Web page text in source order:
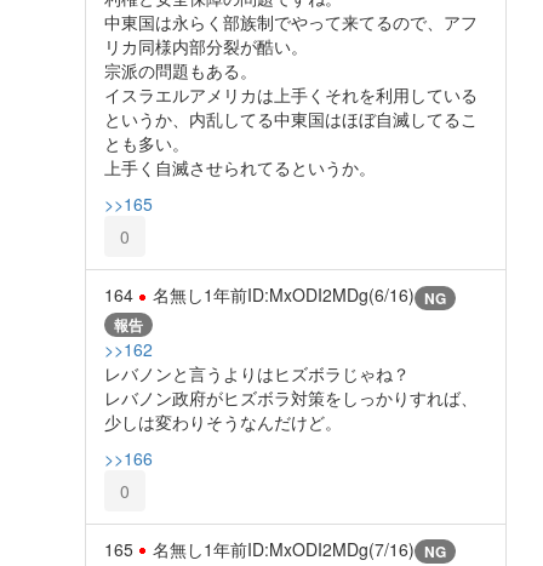
中東国は永らく部族制でやって来てるので、アフ
リカ同様内部分裂が酷い。
宗派の問題もある。
イスラエルアメリカは上手くそれを利用している
というか、内乱してる中東国はほぼ自滅してるこ
とも多い。
上手く自滅させられてるというか。
>>165
0
164 名無し1年前ID:MxODI2MDg(6/16) NG
報告
>>162
レバノンと言うよりはヒズボラじゃね？
レバノン政府がヒズボラ対策をしっかりすれば、
少しは変わりそうなんだけど。
>>166
0
165 名無し1年前ID:MxODI2MDg(7/16) NG